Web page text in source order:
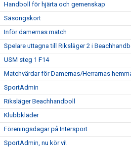
Handboll för hjärta och gemenskap
Säsongskort
Inför damernas match
Spelare uttagna till Riksläger 2 i
USM steg 1 F14
Matchvärdar för Damernas/Herrarnas
SportAdmin
Riksläger Beachhandboll
Klubbkläder
Föreningsdagar på Intersport
SportAdmin, nu kör vi!